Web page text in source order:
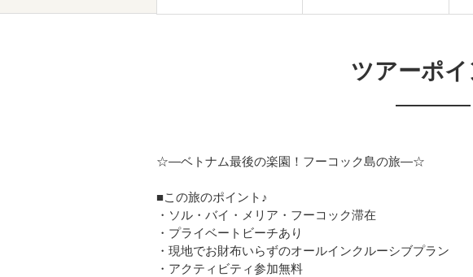
ツアーポイ
☆―ベトナム最後の楽園！フーコック島の旅―☆
■この旅のポイント♪
・ソル・バイ・メリア・フーコック滞在
・プライベートビーチあり
・現地でお財布いらずのオールインクルーシブプラン
・アクティビティ参加無料